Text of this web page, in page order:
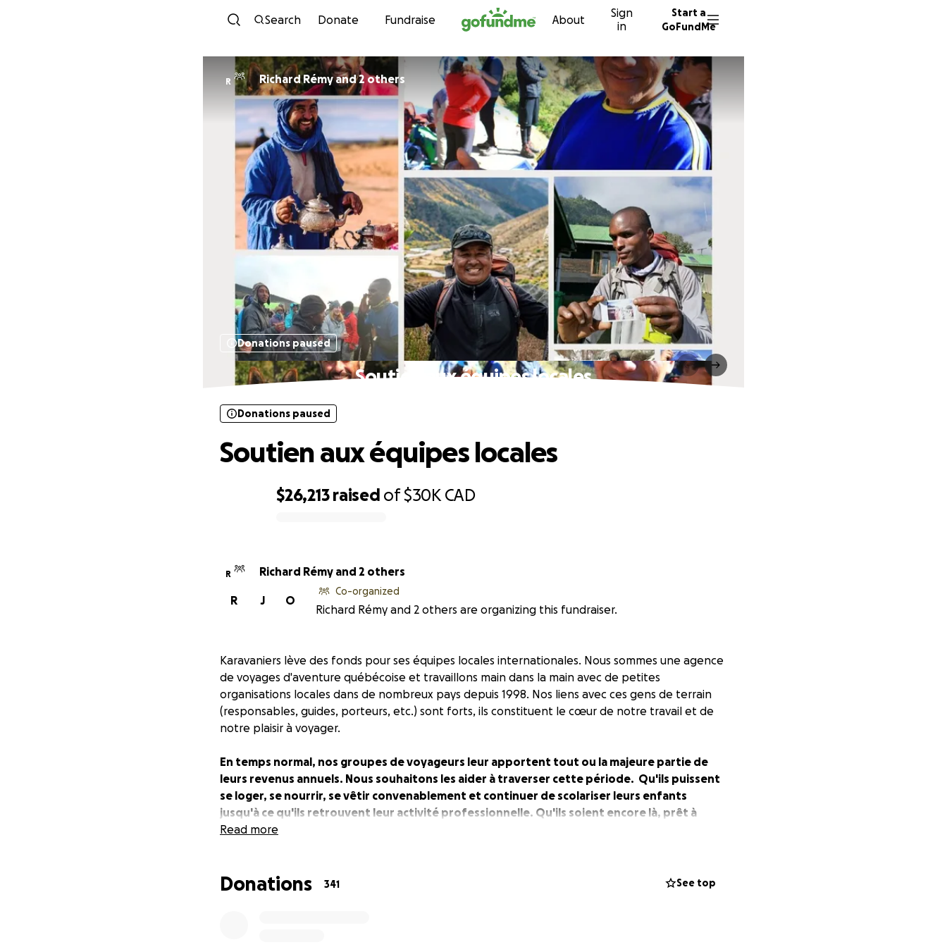
Skip to content
Search Donate Fundraise About
Sign
in
Start a
GoFundMe
R Richard Rémy and 2 others
Donations paused
Soutien aux équipes locales
$26,213 raised of$30K CAD
Donations paused
Soutien aux équipes locales
R Richard Rémy and 2 others
O
J
R
Co-organized
Richard Rémy and 2 others are organizing this fundraiser.
Karavaniers lève des fonds pour ses équipes locales internationales. Nous sommes une agence
de voyages d'aventure québécoise et travaillons main dans la main avec de petites
organisations locales dans de nombreux pays depuis 1998. Nos liens avec ces gens de terrain
(responsables, guides, porteurs, etc.) sont forts, ils constituent le cœur de notre travail et de
notre plaisir à voyager.
En temps normal, nos groupes de voyageurs leur apportent tout ou la majeure partie de
leurs revenus annuels. Nous souhaitons les aider à traverser cette période. Qu'ils puissent
se loger, se nourrir, se vêtir convenablement et continuer de scolariser leurs enfants
jusqu'à ce qu'ils retrouvent leur activité professionnelle. Qu'ils soient encore là, prêt à
travailler, lorsqu'on pourra y retourner.
porteurs ont généralement une activité agricole parallèle qui leur permet de traverser les
périodes creuses,
les guides professionnels et les responsables locaux de la logistique se
Read more
Donations 341 See top